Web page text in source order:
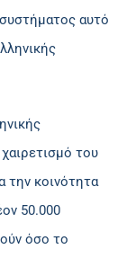
αυτό
του
την κοινότητα
50.000
όσο το